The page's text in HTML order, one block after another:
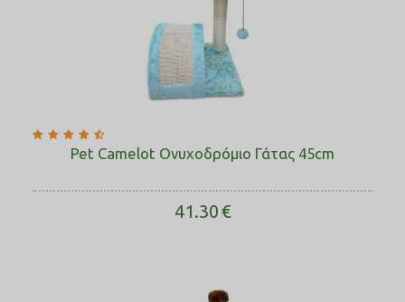
Pet Camelot Ονυχοδρόμιο Γάτας 45cm
41.30€